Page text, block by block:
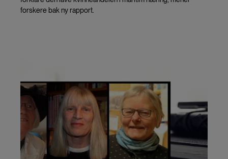
forskere bak ny rapport.